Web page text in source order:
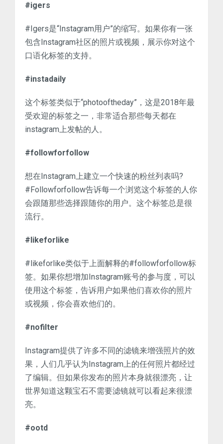
#igers
#Igers是“Instagram用户”的缩写。如果你有一张
包含Instagram社区的照片或视频，展示你对这个
口语化标签的支持。
#instadaily
这个标签类似于“photooftheday”，这是2018年最
受欢迎的标签之一，非常适合那些每天都在
instagram上发帖的人。
#followforfollow
想在Instagram上建立一个快速的粉丝列表吗?
#Followforfollow告诉每一个浏览这个标签的人你
会跟随那些选择跟随你的用户。这个标签总是很
流行。
#likeforlike
#likeforlike类似于上面解释的#followforfollow标
签。如果你想增加Instagram账号的参与度，可以
使用这个标签，告诉用户如果他们喜欢你的照片
或视频，你会喜欢他们的。
#nofilter
Instagram提供了许多不同的滤镜来增强照片的效
果，人们几乎认为Instagram上的任何照片都经过
了编辑。但如果你发布的照片本身就很漂亮，让
世界知道这颗宝石不需要滤镜就可以看起来很漂
亮。
#ootd